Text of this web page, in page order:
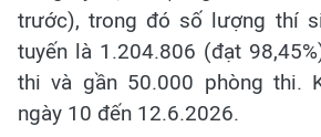
trước), trong đó số lượng thí
tuyến là 1.204.806 (đạt
thi và gần 50.000 phòng thi.
ngày 10 đến 12.6.2026.